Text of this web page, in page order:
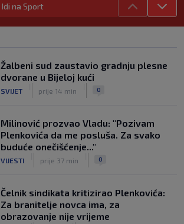
SK
|
prije 3 h
Trener Istre uoči Poljuda: Prvenstvo je
SK prije 4 h
Fruk je zbog ozljede napustio igru na
poluvremenu, u Rijeci su s pravom
SK prije 5 h
Idi na Sport
Žalbeni sud zaustavio gradnju plesne
dvorane u Bijeloj kući
SVIJET prije 14 min 0
Milinović prozvao Vladu: "Pozivam
Plenkovića da me posluša. Za svako
buduće onečišćenje..."
VIJESTI prije 37 min 0
Čelnik sindikata kritizirao Plenkovića:
Za branitelje novca ima, za
obrazovanje nije vrijeme